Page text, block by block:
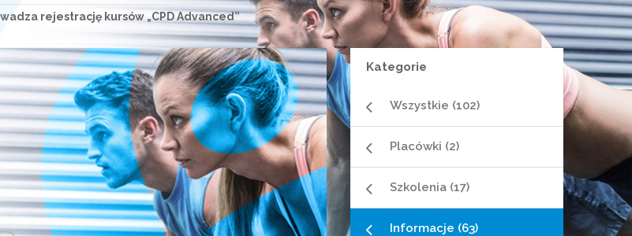
rejestrację kursów „CPD Advanced”
Kategorie
Wszystkie (102)
Placówki (2)
Szkolenia (17)
Informacje (63)